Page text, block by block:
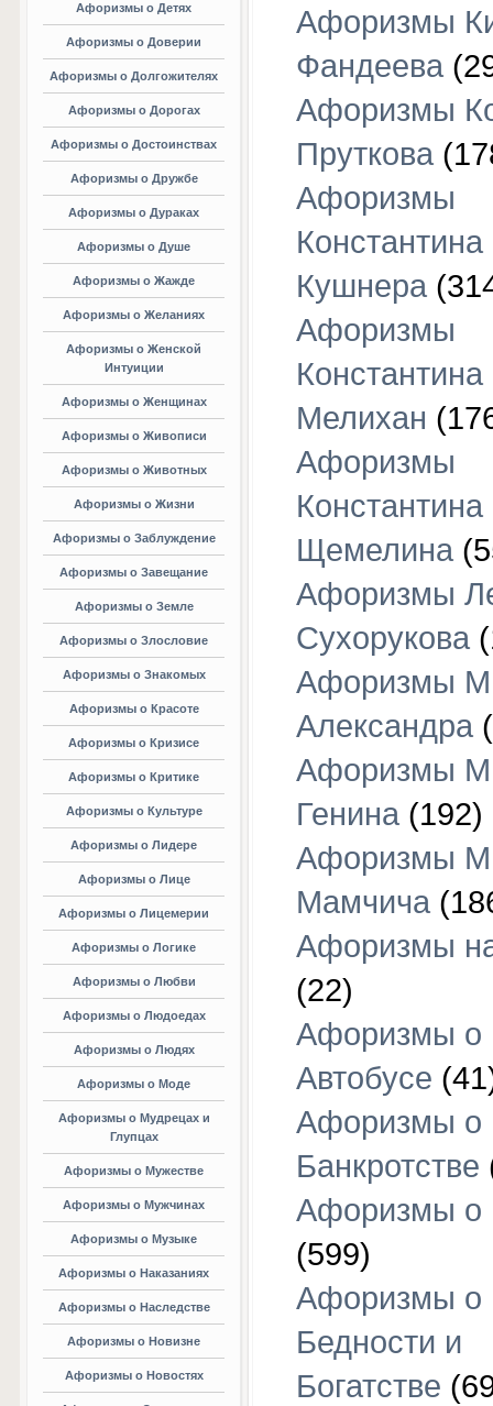
Афоризмы о Детях
Афоризмы о Доверии
Афоризмы о Долгожителях
Афоризмы о Дорогах
Афоризмы о Достоинствах
Афоризмы о Дружбе
Афоризмы о Дураках
Афоризмы о Душе
Афоризмы о Жажде
Афоризмы о Желаниях
Афоризмы о Женской
Интуиции
Афоризмы о Женщинах
Афоризмы о Живописи
Афоризмы о Животных
Афоризмы о Жизни
Афоризмы о Заблуждение
Афоризмы о Завещание
Афоризмы о Земле
Афоризмы о Злословие
Афоризмы о Знакомых
Афоризмы о Красоте
Афоризмы о Кризисе
Афоризмы о Критике
Афоризмы о Культуре
Афоризмы о Лидере
Афоризмы о Лице
Афоризмы о Лицемерии
Афоризмы о Логике
Афоризмы о Любви
Афоризмы о Людоедах
Афоризмы о Людях
Афоризмы о Моде
Афоризмы о Мудрецах и
Глупцах
Афоризмы о Мужестве
Афоризмы о Мужчинах
Афоризмы о Музыке
Афоризмы о Наказаниях
Афоризмы о Наследстве
Афоризмы о Новизне
Афоризмы о Новостях
Афоризмы
Фандеева
Афоризмы
Пруткова
Афоризмы
Константина
Кушнера
Афоризмы
Константина
Мелихан
Афоризмы
Константина
Щемелина
Афоризмы
Сухорукова
Афоризмы
Александра
Афоризмы
Генина (192)
Афоризмы
Мамчича
Афоризмы
(22)
Афоризмы о
Автобусе
Афоризмы о
Банкротстве
Афоризмы о
(599)
Афоризмы о
Бедности и
Богатстве